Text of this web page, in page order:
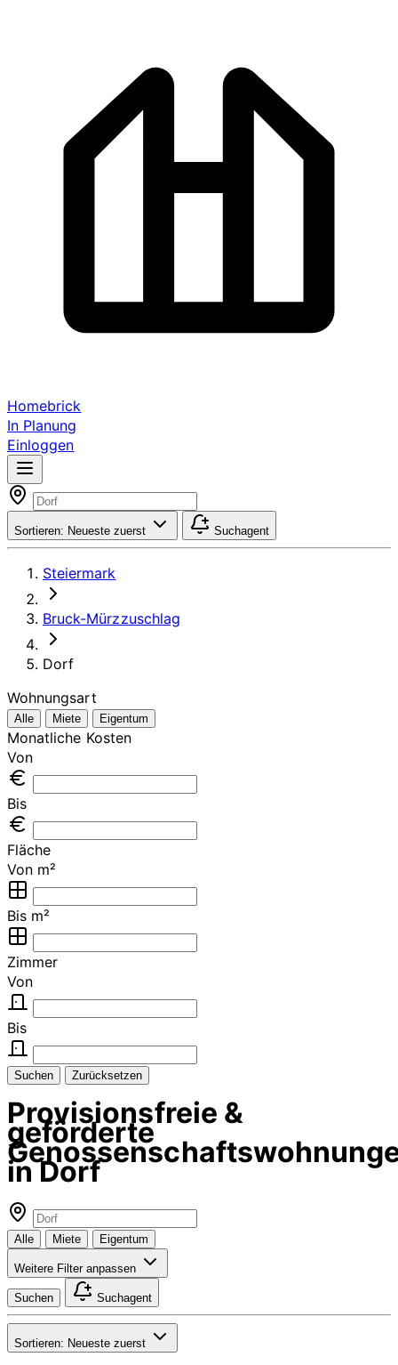
Homebrick
In Planung
Einloggen
Sortieren: Neueste zuerst Suchagent
Steiermark
Bruck-Mürzzuschlag
Dorf
Wohnungsart
Alle Miete Eigentum
Monatliche Kosten
Von
Bis
Fläche
Von m²
Bis m²
Zimmer
Von
Bis
Suchen Zurücksetzen
Provisionsfreie &
geförderte
in Dorf
Alle Miete Eigentum
Weitere Filter anpassen
Suchen Suchagent
Sortieren: Neueste zuerst